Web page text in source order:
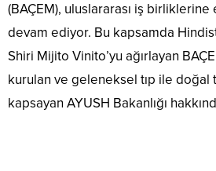
(BAÇEM), uluslararası iş
devam ediyor. Bu kapsamda
Shiri Mijito Vinito’yu ağırlayan
kurulan ve geleneksel tıp ile
kapsayan AYUSH Bakanlığı